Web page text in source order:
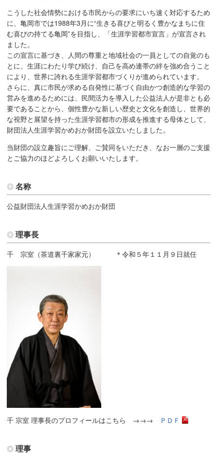
こうした社会情勢における市民からの要求にいち速く対応するため
に、亀岡市では1988年3月に“生きる喜びと明るく豊かなまちに住
む喜びの持てる亀岡”を目指し、「生涯学習都市宣言」が宣言され
ました。
この宣言に基づき、人間の尊重と地域社会の一員としての自覚のも
とに、生涯にわたり学び続け、自己を高め連帯の絆を強め合うこと
により、世界に誇れる生涯学習都市づくりが進められています。
さらに、真に市民が求める自発性に基づく自由かつ創造的な学習の
営みを進めるためには、民間活力を導入した公益法人が是非とも必
要であることから、個性豊かな新しい歴史と文化を創造し、世界的
な視野と展望を持った生涯学習都市の形成を推進する母体として、
財団法人生涯学習かめおか財団を設立いたしました。
当財団の設立趣旨にご理解、ご賛同をいただき、なお一層のご支援
とご協力のほどよろしくお願いいたします。
名称
公益財団法人生涯学習かめおか財団
理事長
千 宗室（茶道裏千家家元） ＊令和５年１１月９日就任
千 宗室 理事長のプロフィールはこちら →→→ ＰＤＦ
理事